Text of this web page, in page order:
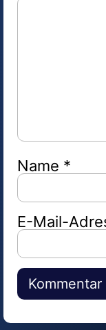
Name *
E-Mail-
Alternative: